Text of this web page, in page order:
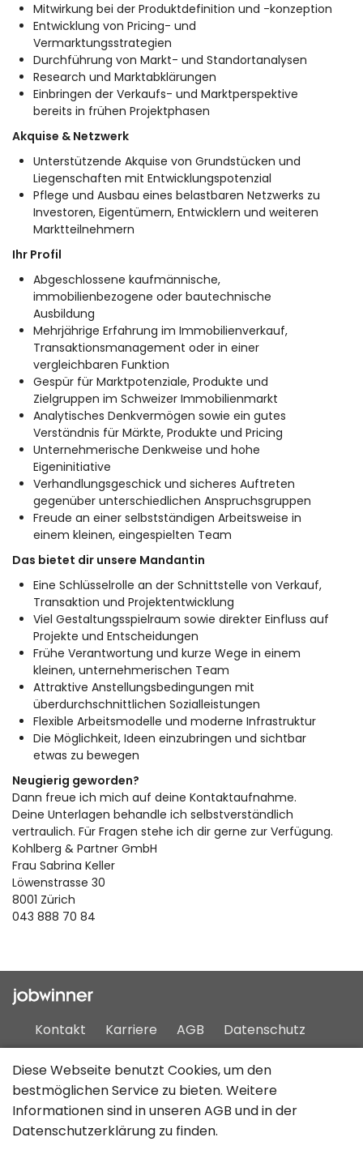
Mitwirkung bei der Produktdefinition und -konzeption
Entwicklung von Pricing- und
Vermarktungsstrategien
Durchführung von Markt- und Standortanalysen
Research und Marktabklärungen
Einbringen der Verkaufs- und Marktperspektive
bereits in frühen Projektphasen
Akquise & Netzwerk
Unterstützende Akquise von Grundstücken und
Liegenschaften mit Entwicklungspotenzial
Pflege und Ausbau eines belastbaren Netzwerks zu
Investoren, Eigentümern, Entwicklern und weiteren
Marktteilnehmern
Ihr Profil
Abgeschlossene kaufmännische,
immobilienbezogene oder bautechnische
Ausbildung
Mehrjährige Erfahrung im Immobilienverkauf,
Transaktionsmanagement oder in einer
vergleichbaren Funktion
Gespür für Marktpotenziale, Produkte und
Zielgruppen im Schweizer Immobilienmarkt
Analytisches Denkvermögen sowie ein gutes
Verständnis für Märkte, Produkte und Pricing
Unternehmerische Denkweise und hohe
Eigeninitiative
Verhandlungsgeschick und sicheres Auftreten
gegenüber unterschiedlichen Anspruchsgruppen
Freude an einer selbstständigen Arbeitsweise in
einem kleinen, eingespielten Team
Das bietet dir unsere Mandantin
Eine Schlüsselrolle an der Schnittstelle von Verkauf,
Transaktion und Projektentwicklung
Viel Gestaltungsspielraum sowie direkter Einfluss auf
Projekte und Entscheidungen
Frühe Verantwortung und kurze Wege in einem
kleinen, unternehmerischen Team
Attraktive Anstellungsbedingungen mit
überdurchschnittlichen Sozialleistungen
Flexible Arbeitsmodelle und moderne Infrastruktur
Die Möglichkeit, Ideen einzubringen und sichtbar
etwas zu bewegen
Neugierig geworden?
Dann freue ich mich auf deine Kontaktaufnahme.
Deine Unterlagen behandle ich selbstverständlich
vertraulich. Für Fragen stehe ich dir gerne zur Verfügung.
Kohlberg & Partner GmbH
Frau Sabrina Keller
Löwenstrasse 30
8001 Zürich
043 888 70 84
Kontakt Karriere AGB
Datenschutz
Impressum
Sitemap
Deutsch
Diese Webseite benutzt Cookies, um den
bestmöglichen Service zu bieten. Weitere
Informationen sind in unserenAGB und in der
Datenschutzerklärung zu finden.